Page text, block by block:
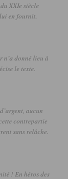
XXIe siècle
en fournit.
n’a donné lieu à
le texte.
aucun
contrepartie
sans relâche.
!En héros des